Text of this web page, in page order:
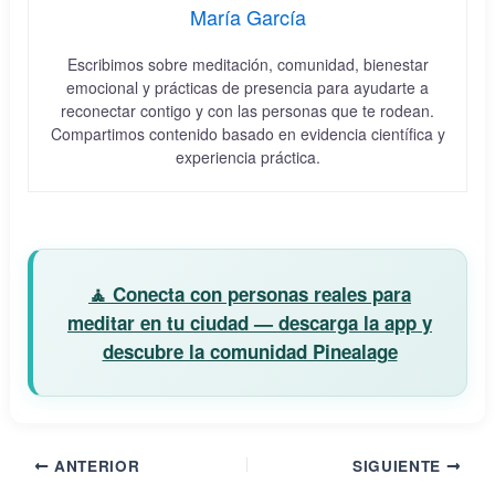
María García
Escribimos sobre meditación, comunidad, bienestar
emocional y prácticas de presencia para ayudarte a
reconectar contigo y con las personas que te rodean.
Compartimos contenido basado en evidencia científica y
experiencia práctica.
🧘 Conecta con personas reales para
meditar en tu ciudad — descarga la app y
descubre la comunidad Pinealage
ANTERIOR SIGUIENTE